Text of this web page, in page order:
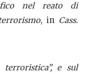
nel reato di
, in Cass.
e sul